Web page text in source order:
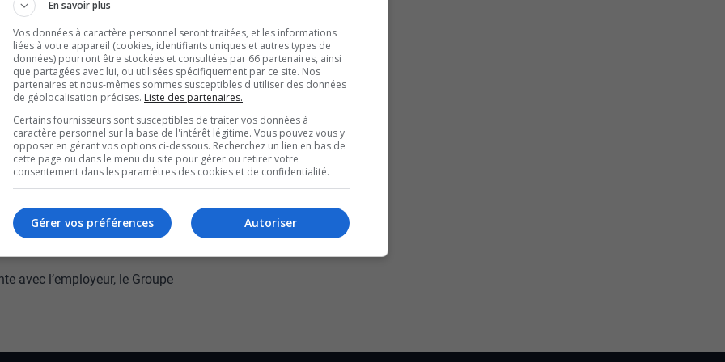
de la Clinique
Rouyn-Noranda,
mobilisés devant
matin.
février dernier, les techniciennes en santé
de travail, notamment le salaire, la
avec l’employeur, le Groupe
En savoir plus
Vos données à caractère personnel seront traitées, et les informations
liées à votre appareil (cookies, identifiants uniques et autres types de
données) pourront être stockées et consultées par 66 partenaires, ainsi
que partagées avec lui, ou utilisées spécifiquement par ce site. Nos
partenaires et nous-mêmes sommes susceptibles d'utiliser des données
de géolocalisation précises. Liste des partenaires.
Certains fournisseurs sont susceptibles de traiter vos données à
caractère personnel sur la base de l'intérêt légitime. Vous pouvez vous y
opposer en gérant vos options ci-dessous. Recherchez un lien en bas de
cette page ou dans le menu du site pour gérer ou retirer votre
consentement dans les paramètres des cookies et de confidentialité.
Autoriser
Gérer vos préférences